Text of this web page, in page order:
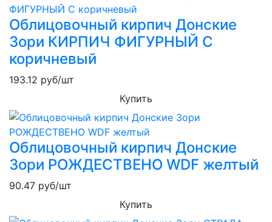
Облицовочный кирпич Донские
Зори КИРПИЧ ФИГУРНЫЙ C
коричневый
193.12 руб/шт
Купить
Облицовочный кирпич Донские
Зори РОЖДЕСТВЕНО WDF желтый
90.47 руб/шт
Купить